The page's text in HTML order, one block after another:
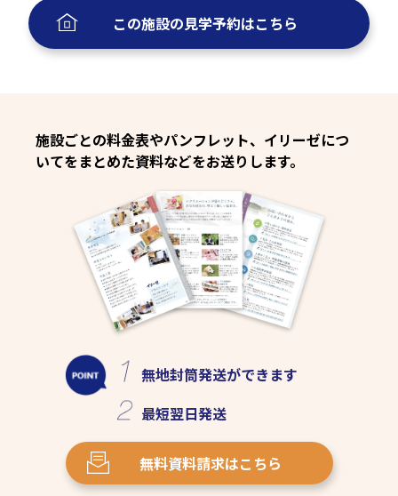
この施設の見学予約はこちら
施設ごとの料金表やパンフレット、イリーゼにつ
いてをまとめた資料などをお送りします。
無地封筒発送ができます
最短翌日発送
無料資料請求はこちら